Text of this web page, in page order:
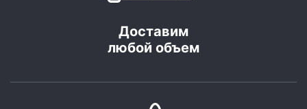
Доставим
любой объем